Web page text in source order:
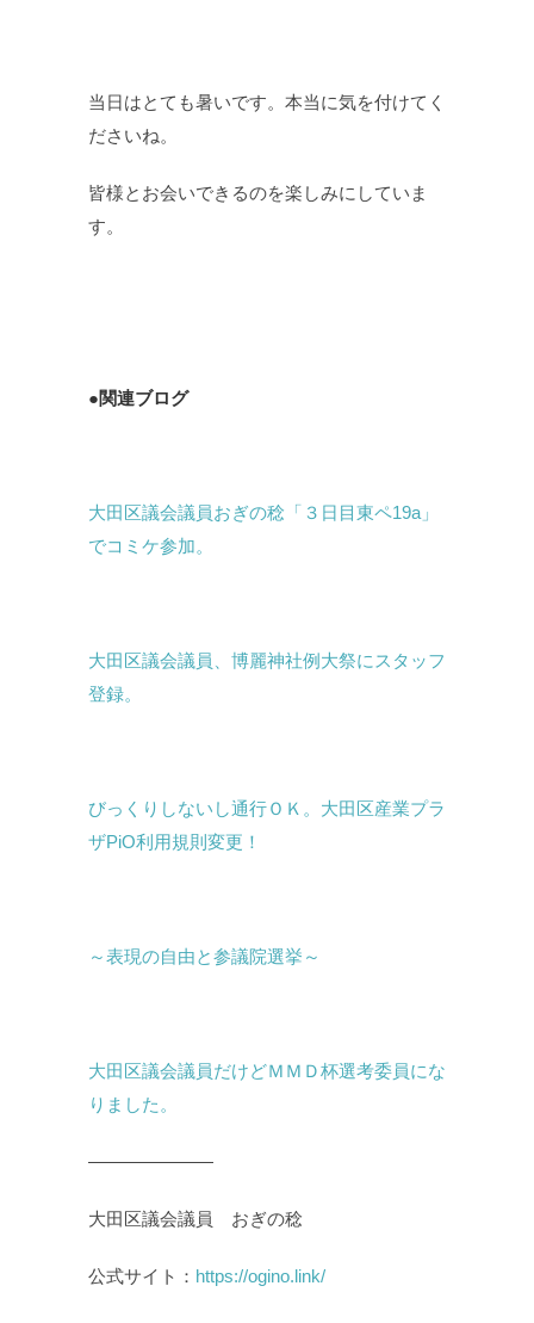
当日はとても暑いです。本当に気を付けてく
ださいね。
皆様とお会いできるのを楽しみにしていま
す。
●関連ブログ
大田区議会議員おぎの稔「３日目東ペ19a」
でコミケ参加。
大田区議会議員、博麗神社例大祭にスタッフ
登録。
びっくりしないし通行ＯＫ。大田区産業プラ
ザPiO利用規則変更！
～表現の自由と参議院選挙～
大田区議会議員だけどＭＭＤ杯選考委員にな
りました。
———————
大田区議会議員 おぎの稔
公式サイト： https://ogino.link/